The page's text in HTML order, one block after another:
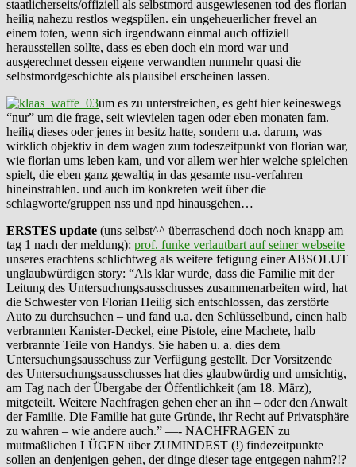
staatlicherseits/offiziell als selbstmord ausgewiesenen tod des florian
heilig nahezu restlos wegspülen. ein ungeheuerlicher frevel an
einem toten, wenn sich irgendwann einmal auch offiziell
herausstellen sollte, dass es eben doch ein mord war und
ausgerechnet dessen eigene verwandten nunmehr quasi die
selbstmordgeschichte als plausibel erscheinen lassen.
um es zu unterstreichen, es geht hier keineswegs
“nur” um die frage, seit wievielen tagen oder eben monaten fam.
heilig dieses oder jenes in besitz hatte, sondern u.a. darum, was
wirklich objektiv in dem wagen zum todeszeitpunkt von florian war,
wie florian ums leben kam, und vor allem wer hier welche spielchen
spielt, die eben ganz gewaltig in das gesamte nsu-verfahren
hineinstrahlen. und auch im konkreten weit über die
schlagworte/gruppen nss und npd hinausgehen…
ERSTES update (uns selbst^^ überraschend doch noch knapp am
tag 1 nach der meldung): prof. funke verlautbart auf seiner webseite
unseres erachtens schlichtweg als weitere fetigung einer ABSOLUT
unglaubwürdigen story: “Als klar wurde, dass die Familie mit der
Leitung des Untersuchungsausschusses zusammenarbeiten wird, hat
die Schwester von Florian Heilig sich entschlossen, das zerstörte
Auto zu durchsuchen – und fand u.a. den Schlüsselbund, einen halb
verbrannten Kanister-Deckel, eine Pistole, eine Machete, halb
verbrannte Teile von Handys. Sie haben u. a. dies dem
Untersuchungsausschuss zur Verfügung gestellt. Der Vorsitzende
des Untersuchungsausschusses hat dies glaubwürdig und umsichtig,
am Tag nach der Übergabe der Öffentlichkeit (am 18. März),
mitgeteilt. Weitere Nachfragen gehen eher an ihn – oder den Anwalt
der Familie. Die Familie hat gute Gründe, ihr Recht auf Privatsphäre
zu wahren – wie andere auch.” —- NACHFRAGEN zu
mutmaßlichen LÜGEN über ZUMINDEST (!) findezeitpunkte
sollen an denjenigen gehen, der dinge dieser tage entgegen nahm?!?